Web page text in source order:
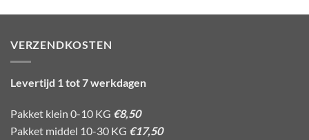
VERZENDKOSTEN
Levertijd 1 tot 7 werkdagen
Pakket klein 0-10 KG €8,50
Pakket middel 10-30 KG €17,50